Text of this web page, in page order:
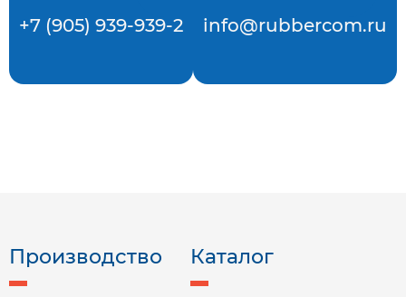
+7 (905) 939-939-2 info@rubbercom.ru
Производство Каталог